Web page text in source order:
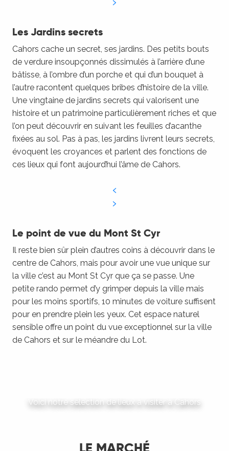
Les Jardins secrets
Cahors cache un secret, ses jardins. Des petits bouts
de verdure insoupçonnés dissimulés à l’arrière d’une
bâtisse, à l’ombre d’un porche et qui d’un bouquet à
l’autre racontent quelques bribes d’histoire de la ville.
Une vingtaine de jardins secrets qui valorisent une
histoire et un patrimoine particulièrement riches et que
l’on peut découvrir en suivant les feuilles d’acanthe
fixées au sol. Pas à pas, les jardins livrent leurs secrets,
évoquent les croyances et parlent des fonctions de
ces lieux qui font aujourd’hui l’âme de Cahors.
Le point de vue du Mont St Cyr
Il reste bien sûr plein d’autres coins à découvrir dans le
centre de Cahors, mais pour avoir une vue unique sur
la ville c’est au Mont St Cyr que ça se passe. Une
petite rando permet d’y grimper depuis la ville mais
pour les moins sportifs, 10 minutes de voiture suffisent
pour en prendre plein les yeux. Cet espace naturel
sensible offre un point du vue exceptionnel sur la ville
de Cahors et sur le méandre du Lot.
Voici notre sélection de lieux à visiter à Cahors